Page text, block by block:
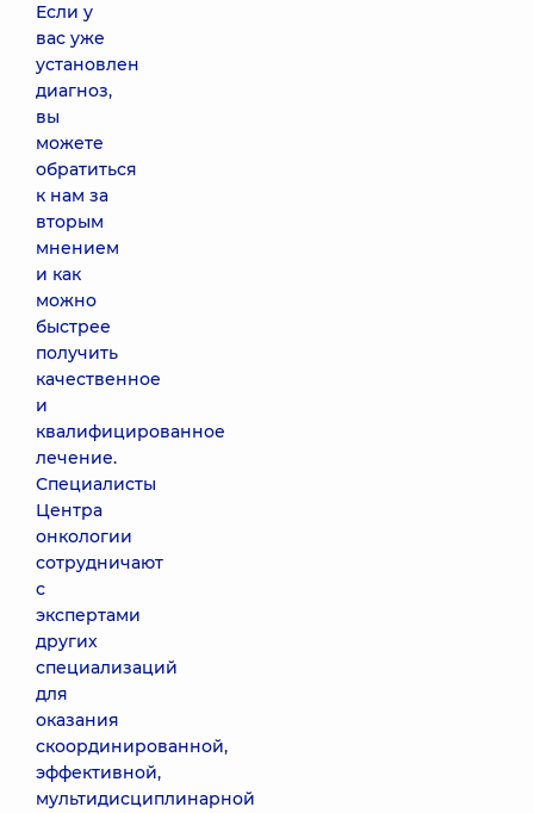
Если у
вас уже
установлен
диагноз,
вы
можете
обратиться
к нам за
вторым
мнением
и как
можно
быстрее
получить
качественное
и
квалифицированное
лечение.
Специалисты
Центра
онкологии
сотрудничают
с
экспертами
других
специализаций
для
оказания
скоординированной,
эффективной,
мультидисциплинарной